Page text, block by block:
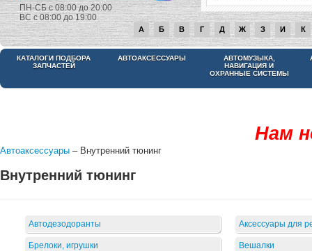
ПН-СБ с 08:00 до 20:00
ВС с 08:00 до 19:00
А Б В Г Д Ж З И К
КАТАЛОГИ ПОДБОРА
ЗАПЧАСТЕЙ
АВТОАКСЕССУАРЫ
АВТОМУЗЫКА,
НАВИГАЦИЯ И
ОХРАННЫЕ СИСТЕМЫ
Нам
Автоаксессуары – Внутренний тюнинг
Внутренний тюнинг
Автодезодоранты Аксессуары для
Брелоки, игрушки Вешалки